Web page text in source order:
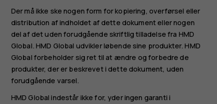
Der må ikke ske nogen form for kopiering, overførsel eller
distribution af indholdet af dette dokument eller nogen
del af det uden forudgående skriftlig tilladelse fra HMD
Global. HMD Global udvikler løbende sine produkter. HMD
Global forbeholder sig ret til at ændre og forbedre de
produkter, der er beskrevet i dette dokument, uden
forudgående varsel.
HMD Global indestår ikke for, yder ingen garanti i